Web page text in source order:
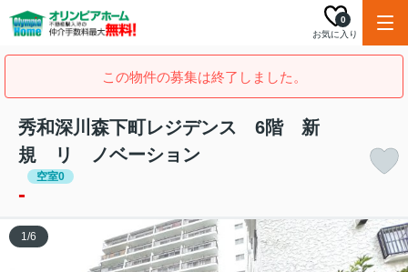
お気に入り
0
この物件の募集は終了しました。
秀和深川森下町レジデンス 6階 新
規 リ ノベーション
空室0
-
1/6